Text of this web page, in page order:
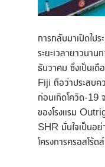
การกลับมาเปิดใป
ระยะเวลายาวนา
ธันวาคม ซึ่งเป็นเ
Fiji ถือว่าประสบค
ก่อนเกิดโควิด-19
ของโรงแรม
SHR มั่นใจเป็นอย่
โครงการครอสโร้